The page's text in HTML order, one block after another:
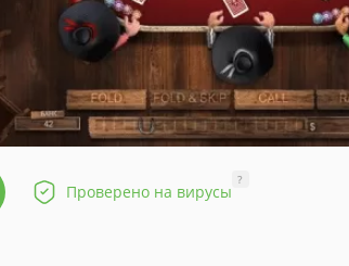
Проверено на вирусы
?